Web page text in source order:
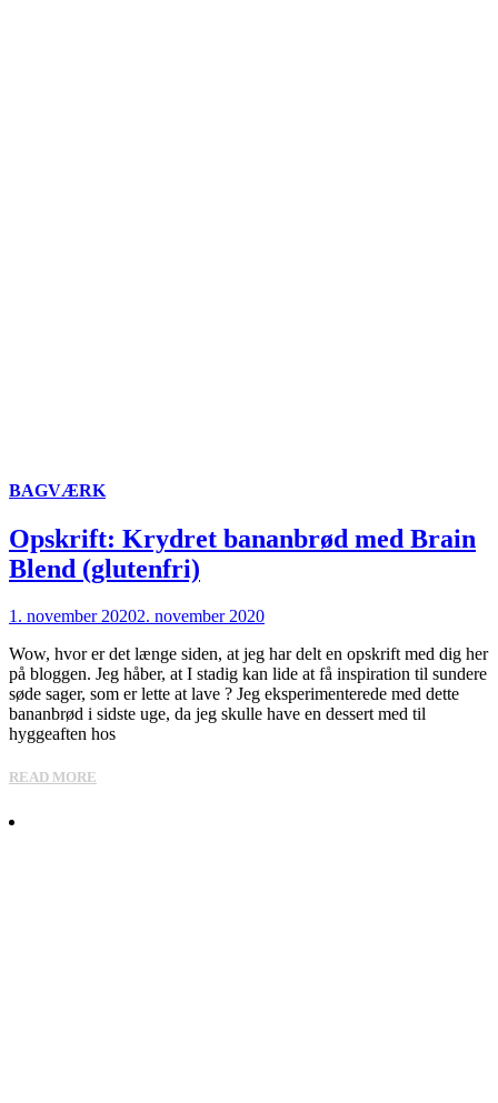
BAGVÆRK
Opskrift: Krydret bananbrød med Brain
Blend (glutenfri)
1. november 20202. november 2020
Wow, hvor er det længe siden, at jeg har delt en opskrift med dig her
på bloggen. Jeg håber, at I stadig kan lide at få inspiration til sundere
søde sager, som er lette at lave ? Jeg eksperimenterede med dette
bananbrød i sidste uge, da jeg skulle have en dessert med til
hyggeaften hos
READ MORE